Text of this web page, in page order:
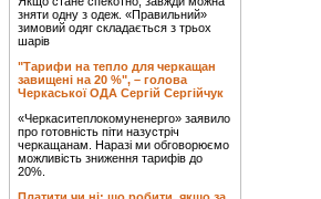
зняти одну з одеж. «Правильний»
зимовий одяг складається з трьох
шарів
"Тарифи на тепло для черкащан
завищені на 20 %", – голова
Черкаської ОДА Сергій Сергійчук
«Черкаситеплокомуненерго» заявило
про готовність піти назустріч
черкащанам. Наразі ми обговорюємо
можливість зниження тарифів до
20%.